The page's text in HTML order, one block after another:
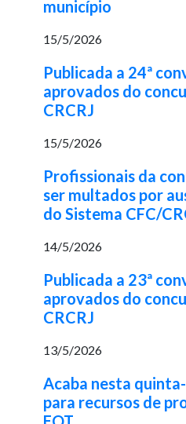
município
15/5/2026
Publicada a 24ª
aprovados do
CRCRJ
15/5/2026
Profissionais da
ser multados por
do Sistema CFC/
14/5/2026
Publicada a 23ª
aprovados do
CRCRJ
13/5/2026
Acaba nesta
para recursos de